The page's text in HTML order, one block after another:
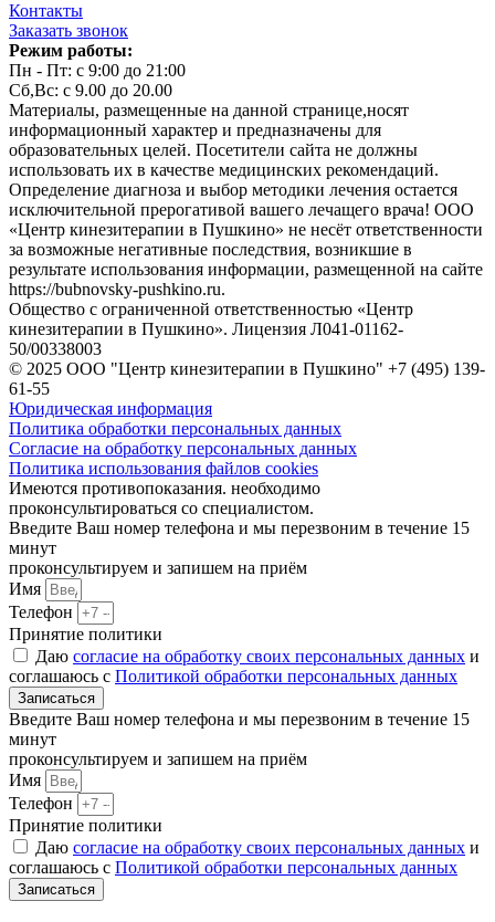
Контакты
Заказать звонок
Режим работы:
Пн - Пт: с 9:00 до 21:00
Сб,Вс: с 9.00 до 20.00
Материалы, размещенные на данной странице,носят
информационный характер и предназначены для
образовательных целей. Посетители сайта не должны
использовать их в качестве медицинских рекомендаций.
Определение диагноза и выбор методики лечения остается
исключительной прерогативой вашего лечащего врача! ООО
«Центр кинезитерапии в Пушкино» не несёт ответственности
за возможные негативные последствия, возникшие в
результате использования информации, размещенной на сайте
https://bubnovsky-pushkino.ru.
Общество с ограниченной ответственностью «Центр
кинезитерапии в Пушкино». Лицензия Л041-01162-
50/00338003
© 2025 ООО "Центр кинезитерапии в Пушкино" +7 (495) 139-
61-55
Юридическая информация
Политика обработки персональных данных
Согласие на обработку персональных данных
Политика использования файлов cookies
Имеются противопоказания. необходимо
проконсультироваться со специалистом.
Введите Ваш номер телефона и мы перезвоним в течение 15
минут
проконсультируем и запишем на приём
Имя
Телефон
Принятие политики
Даю согласие на обработку своих персональных данных и
соглашаюсь с Политикой обработки персональных данных
Записаться
Введите Ваш номер телефона и мы перезвоним в течение 15
минут
проконсультируем и запишем на приём
Имя
Телефон
Принятие политики
Даю согласие на обработку своих персональных данных и
соглашаюсь с Политикой обработки персональных данных
Записаться